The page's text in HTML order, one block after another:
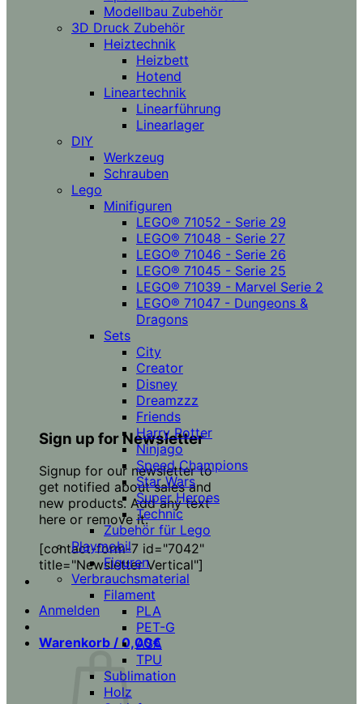
Sign up for Newsletter
Signup for our newsletter to
get notified about sales and
new products. Add any text
here or remove it.
[contact-form-7 id="7042"
title="Newsletter Vertical"]
Anmelden
Warenkorb / 0,00€
Modellbau Zubehör
3D Druck Zubehör
Heiztechnik
Heizbett
Hotend
Lineartechnik
Linearführung
Linearlager
DIY
Werkzeug
Schrauben
Lego
Minifiguren
LEGO® 71052 - Serie 29
LEGO® 71048 - Serie 27
LEGO® 71046 - Serie 26
LEGO® 71045 - Serie 25
LEGO® 71039 - Marvel Serie 2
LEGO® 71047 - Dungeons &
Dragons
Sets
City
Creator
Disney
Dreamzzz
Friends
Harry Potter
Ninjago
Speed Champions
Star Wars
Super Heroes
Technic
Zubehör für Lego
Playmobil
Figuren
Verbrauchsmaterial
Filament
PLA
PET-G
ASA
TPU
Sublimation
Holz